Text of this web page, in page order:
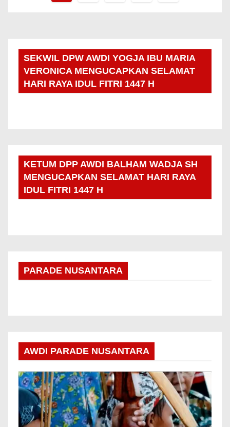
SEKWIL DPW AWDI YOGJA IBU MARIA
VERONICA MENGUCAPKAN SELAMAT
HARI RAYA IDUL FITRI 1447 H
KETUM DPP AWDI BALHAM WADJA SH
MENGUCAPKAN SELAMAT HARI RAYA
IDUL FITRI 1447 H
PARADE NUSANTARA
AWDI PARADE NUSANTARA